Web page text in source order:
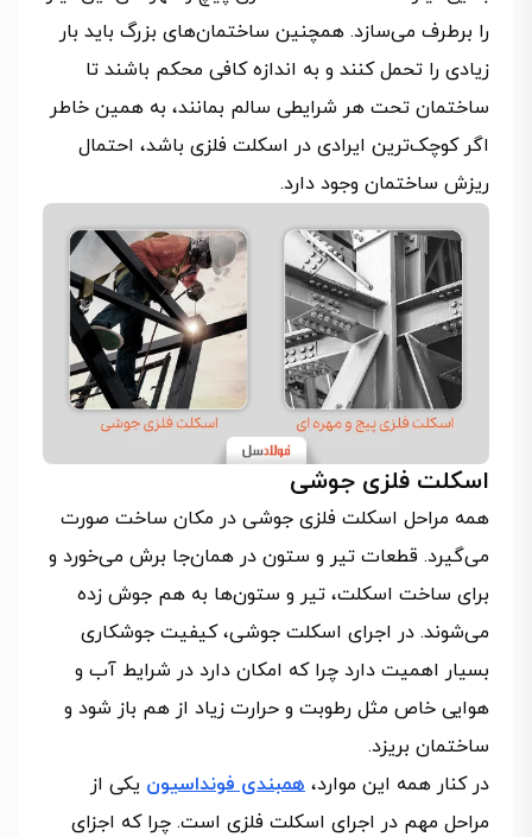
را برطرف می‌سازد. همچنین ساختمان‌های بزرگ باید بار
زیادی را تحمل کنند و به اندازه کافی محکم باشند تا
ساختمان تحت هر شرایطی سالم بمانند، به همین خاطر
اگر کوچک‌ترین ایرادی در اسکلت فلزی باشد، احتمال
ریزش ساختمان وجود دارد.
اسکلت فلزی جوشی
همه مراحل اسکلت فلزی جوشی در مکان ساخت صورت
می‌گیرد. قطعات تیر و ستون در همان‌جا برش می‌خورد و
برای ساخت اسکلت، تیر و ستون‌ها به هم جوش زده
می‌شوند. در اجرای اسکلت جوشی، کیفیت جوشکاری
بسیار اهمیت دارد چرا که امکان دارد در شرایط آب و
هوایی خاص مثل رطوبت و حرارت زیاد از هم باز شود و
ساختمان بریزد.
در کنار همه این موارد، همبندی فونداسیون یکی از
مراحل مهم در اجرای اسکلت فلزی است. چرا که اجزای